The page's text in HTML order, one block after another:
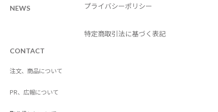
NEWS
CONTACT
注文、商品について
PR、広報について
プライバシーポリシー
特定商取引法に基づく表記